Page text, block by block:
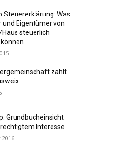
Steuererklärung: Was
und Eigentümer von
steuerlich
zahlt
Grundbucheinsicht
Interesse
2016